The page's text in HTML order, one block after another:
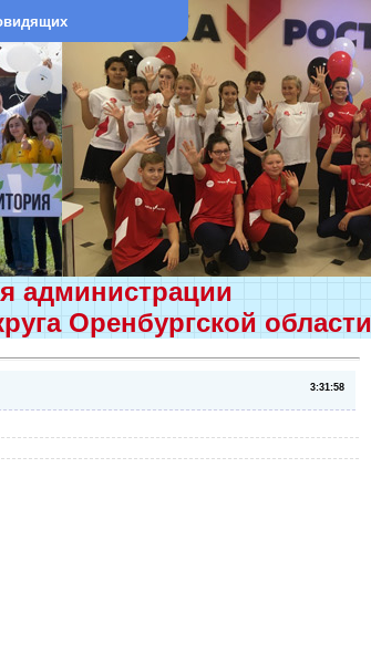
администрации
Оренбургской области
3:31:58